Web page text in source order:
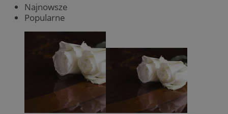
Najnowsze
Popularne